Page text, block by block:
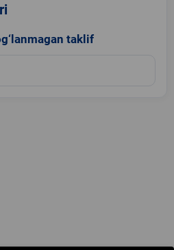
taklif